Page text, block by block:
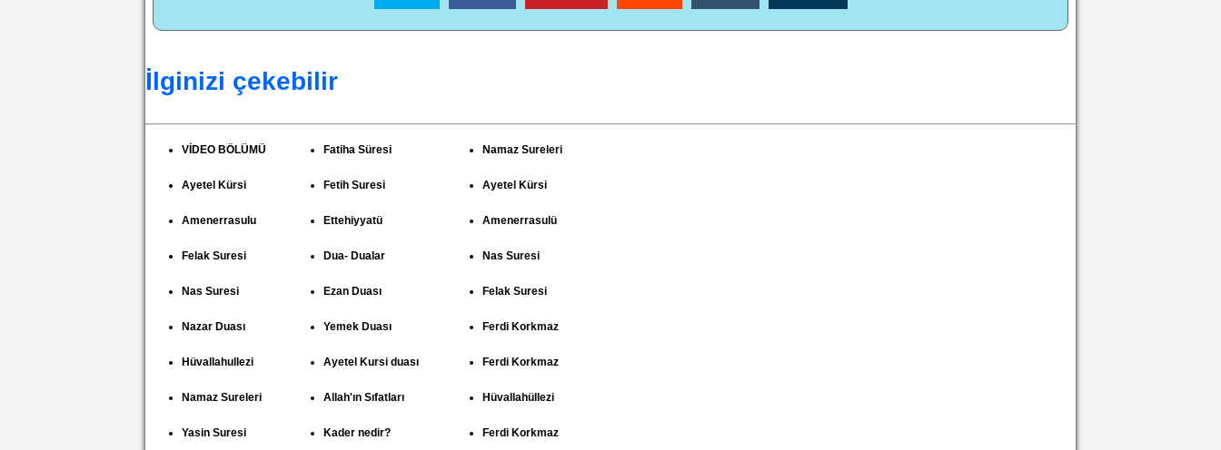
İlginizi çekebilir
VİDEO BÖLÜMÜ
Ayetel Kürsi
Amenerrasulu
Felak Suresi
Nas Suresi
Nazar Duası
Hüvallahullezi
Namaz Sureleri
Yasin Suresi
Fatiha Süresi
Fetih Suresi
Ettehiyyatü
Dua- Dualar
Ezan Duası
Yemek Duası
Ayetel Kursi duası
Allah'ın Sıfatları
Kader nedir?
Namaz Sureleri
Ayetel Kürsi
Amenerrasulü
Nas Suresi
Felak Suresi
Ferdi Korkmaz
Ferdi Korkmaz
Hüvallahüllezi
Ferdi Korkmaz